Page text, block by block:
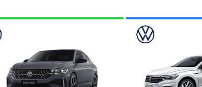
贾先生 152*****8888 宝马Z4
吴先生 182*****1022 丰田C-HR